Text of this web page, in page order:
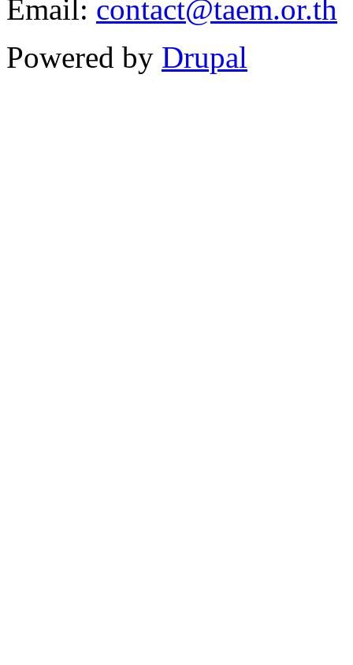
Email: contact@taem.or.th
Powered by Drupal